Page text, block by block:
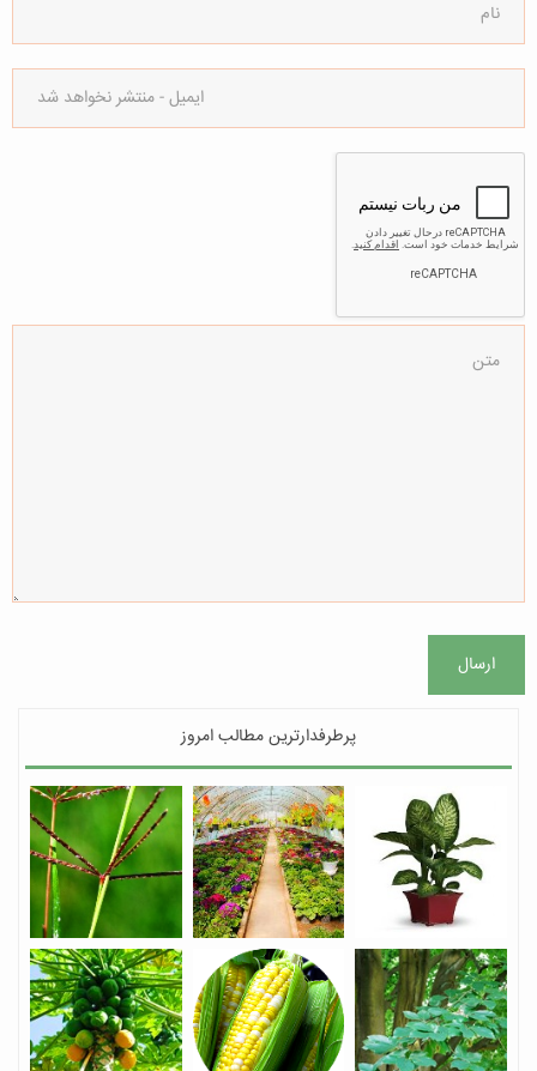
ارسال
پرطرفدارترین مطالب امروز